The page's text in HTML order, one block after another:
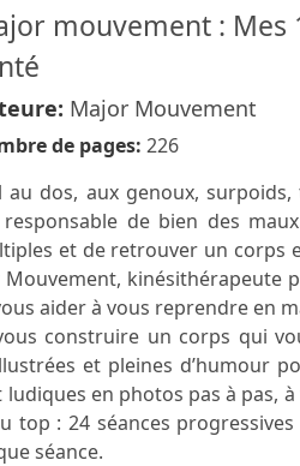
mouvement : Mes
Major Mouvement
de pages: 226
au dos, aux genoux,
de bien des
et de retrouver un corps
kinésithérapeute
aider à vous reprendre en
construire un corps qui
et pleines d’humour
ludiques en photos pas à pas,
top : 24 séances
séance.